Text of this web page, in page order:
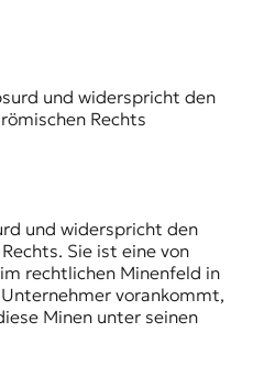
und widerspricht den
Rechts
und widerspricht den
Sie ist eine von
rechtlichen Minenfeld in
vorankommt,
Minen unter seinen